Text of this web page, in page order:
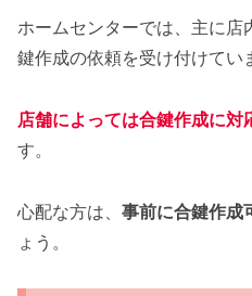
ホームセンターでは、主に店
鍵作成の依頼を受け付けてい
店舗によっては合鍵作成に対
す。
心配な方は、 事前に合鍵作成
ょう。